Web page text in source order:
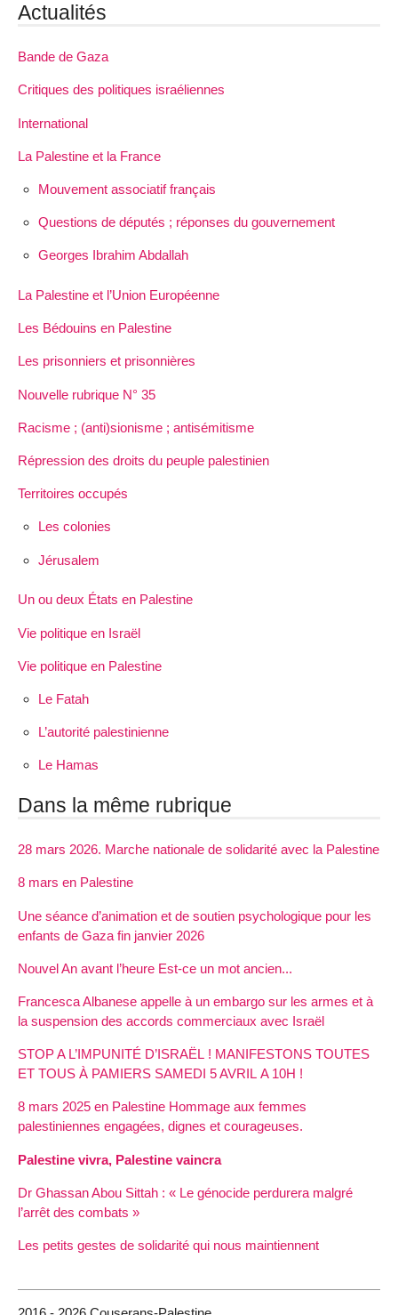
Actualités
Bande de Gaza
Critiques des politiques israéliennes
International
La Palestine et la France
Mouvement associatif français
Questions de députés ; réponses du gouvernement
Georges Ibrahim Abdallah
La Palestine et l’Union Européenne
Les Bédouins en Palestine
Les prisonniers et prisonnières
Nouvelle rubrique N° 35
Racisme ; (anti)sionisme ; antisémitisme
Répression des droits du peuple palestinien
Territoires occupés
Les colonies
Jérusalem
Un ou deux États en Palestine
Vie politique en Israël
Vie politique en Palestine
Le Fatah
L’autorité palestinienne
Le Hamas
Dans la même rubrique
28 mars 2026. Marche nationale de solidarité avec la Palestine
8 mars en Palestine
Une séance d’animation et de soutien psychologique pour les
enfants de Gaza fin janvier 2026
Nouvel An avant l’heure Est-ce un mot ancien...
Francesca Albanese appelle à un embargo sur les armes et à
la suspension des accords commerciaux avec Israël
STOP A L’IMPUNITÉ D’ISRAËL ! MANIFESTONS TOUTES
ET TOUS À PAMIERS SAMEDI 5 AVRIL A 10H !
8 mars 2025 en Palestine Hommage aux femmes
palestiniennes engagées, dignes et courageuses.
Palestine vivra, Palestine vaincra
Dr Ghassan Abou Sittah : « Le génocide perdurera malgré
l’arrêt des combats »
Les petits gestes de solidarité qui nous maintiennent